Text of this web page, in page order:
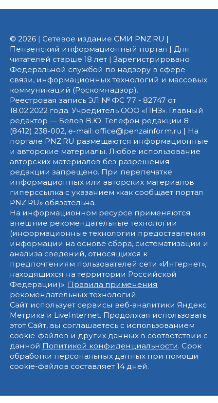
© 2026 | Сетевое издание СМИ PNZ.RU |
Пензенский информационный портал | Для
читателей старше 18 лет | Зарегистрировано
Федеральной службой по надзору в сфере
связи, информационных технологий и массовых
коммуникаций (Роскомнадзор).
Реестровая запись ЭЛ № ФС 77 - 82747 от
18.02.2022 года. Учредитель ООО «ПНЗ». Главный
редактор — Белов В.Ю. Телефон редакции 8
(8412) 238-002, e-mail: office@penzainform.ru | На
портале PNZ.RU размещаются информационные
и авторские материалы. Любое использование
авторских материалов без разрешения
редакции запрещено. При перепечатке
информационных или авторских материалов
гиперссылка с указанием «как сообщает портал
PNZ.RU» обязательна.
На информационном ресурсе применяются
внешние рекомендательные технологии
(информационные технологии предоставления
информации на основе сбора, систематизации и
анализа сведений, относящихся к
предпочтениям пользователей сети «Интернет»,
находящихся на территории Российской
Федерации)». Правила применения
рекомендательных технологий.
Сайт использует сервисы веб-аналитики Яндекс
Метрика и LiveInternet. Продолжая использовать
этот Сайт, вы соглашаетесь с использованием
cookie-файлов и других данных в соответствии с
данной Политикой конфиденциальности. Срок
обработки персональных данных при помощи
cookie-файлов составляет 14 дней.